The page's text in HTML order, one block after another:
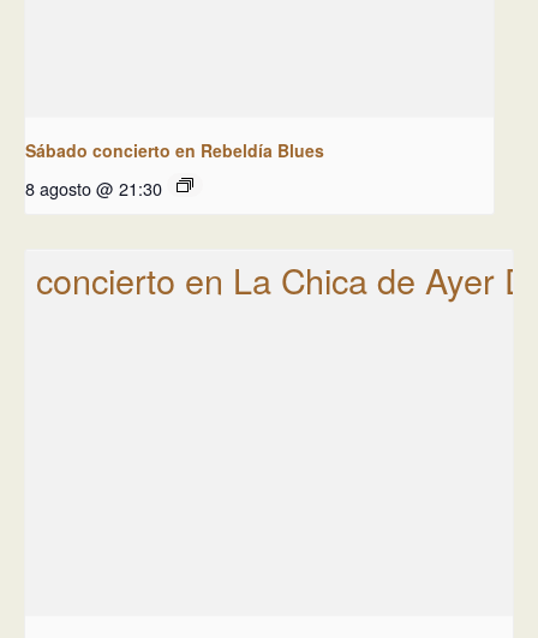
Sábado concierto en Rebeldía Blues
8 agosto @ 21:30